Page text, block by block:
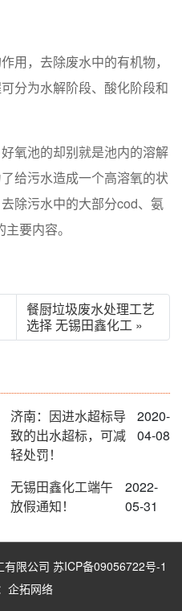
，去除废水中的有机物，
分为水解阶段、酸化阶段和
氧池的却别就是池内的溶解
给污水造成一个高溶氧的状
除污水中的大部分cod、氨
要内容。
餐厨垃圾废水处理工艺
选择 无锡田鑫化工 »
济南：因进水超标导
致的出水超标，可减
轻处罚！
2020-
04-08
无锡田鑫化工端午
放假通知！
2022-
05-31
有限公司 苏ICP备09056722号-1
企拓网络